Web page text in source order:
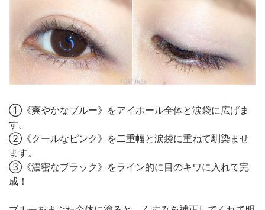
①《爽やかなブルー》をアイホール全体と涙袋に広げま
す。
②《クールなピンク》を二重幅と涙袋に重ねて馴染ませ
ます。
③《濃密なブラック》をライン的に目のキワに入れて完
成！